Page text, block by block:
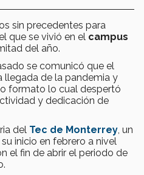
sin precedentes para
que se vivió en el campus
del año.
se comunicó que el
llegada de la pandemia y
formato lo cual despertó
y dedicación de
del Tec de Monterrey , un
inicio en febrero a nivel
el fin de abrir el periodo de